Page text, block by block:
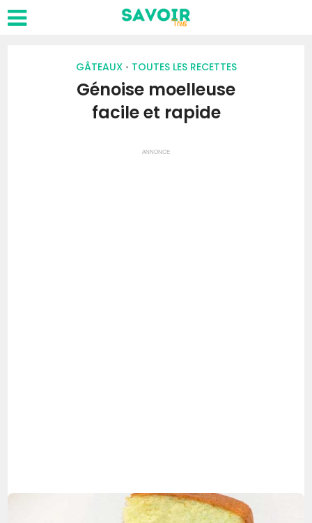
GÂTEAUX • TOUTES LES RECETTES
Génoise moelleuse
facile et rapide
ANNONCE